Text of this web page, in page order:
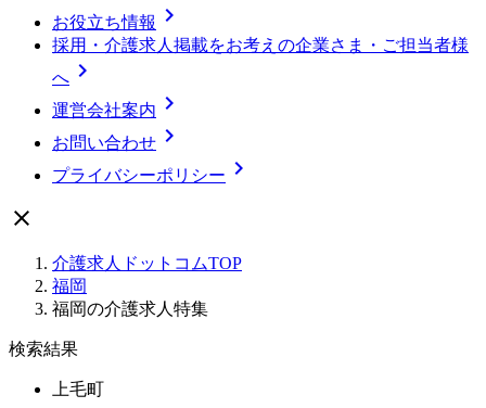
お役立ち情報 
採用・介護求人掲載をお考えの企業さま・ご担当者様
へ 
運営会社案内 
お問い合わせ 
プライバシーポリシー 

介護求人ドットコムTOP
福岡
福岡の介護求人特集
検索結果
上毛町